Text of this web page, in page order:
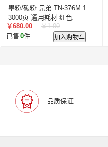
墨粉/碳粉 兄弟 TN-376M 1
3000页 通用耗材 红色
￥680.00
￥1.00
已售 0件 加入购物车
品质保证